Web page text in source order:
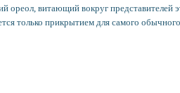
ореол, витающий вокруг представителей
только прикрытием для самого